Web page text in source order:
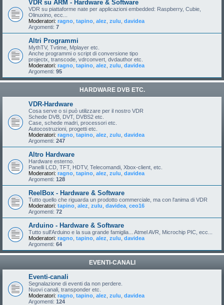
VDR su ARM - Hardware & Software
VDR su piattaforme nate per applicazioni embedded: Raspberry, Cubie,
Olinuxino, ecc...
Moderatori: ragno tapino alez zulu davidea
Argomenti: 7
Altri Programmi
MythTV, Tvtime, Mplayer etc.
Anche programmi o script di conversione tipo
projectx, transcode, vdrconvert, dvdauthor etc.
Moderatori: ragno tapino alez zulu davidea
Argomenti: 95
HARDWARE DVB ETC.
VDR-Hardware
Cosa serve o si può utilizzare per il nostro VDR
Schede DVB, DVT, DVBS2 etc.
Case, schede madri, processori etc.
Autocostruzioni, progetti etc.
Moderatori: ragno tapino alez zulu davidea
Argomenti: 247
Altro Hardware
Hardware esterno.
Panelli LCD, TFT, HDTV, Telecomandi, Xbox-client, etc.
Moderatori: ragno tapino alez zulu davidea
Argomenti: 128
ReelBox - Hardware & Software
Tutto quello che riguarda un prodotto commerciale, ma con l'anima di VDR
Moderatori: tapino alez zulu davidea ceo16
Argomenti: 72
Arduino - Hardware & Software
Tutto sull'Arduino e la sua grande famiglia... Atmel AVR, Microchip PIC, ecc...
Moderatori: ragno tapino alez zulu davidea
Argomenti: 64
EVENTI-CANALI
Eventi-canali
Segnalazione di eventi da non perdere.
Nuovi canali, transponder etc.
Moderatori: ragno tapino alez zulu davidea
Argomenti: 124